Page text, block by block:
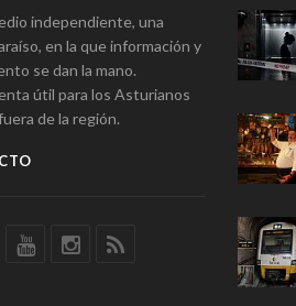
independiente, una
en la que información y
se dan la mano.
útil para los Asturianos
de la región.